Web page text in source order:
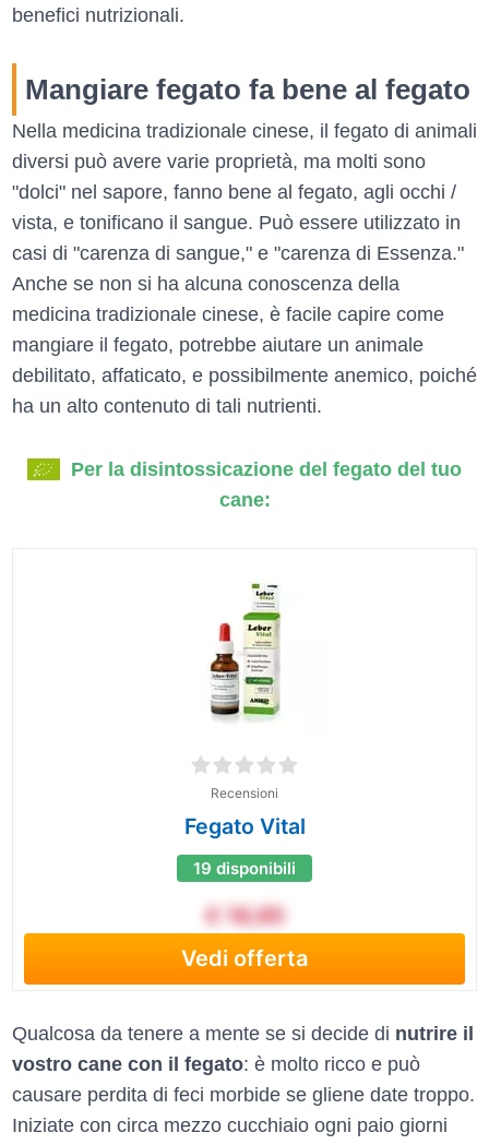
benefici nutrizionali.
Mangiare fegato fa bene al fegato
Nella medicina tradizionale cinese, il fegato di animali
diversi può avere varie proprietà, ma molti sono
"dolci" nel sapore, fanno bene al fegato, agli occhi /
vista, e tonificano il sangue. Può essere utilizzato in
casi di "carenza di sangue," e "carenza di Essenza."
Anche se non si ha alcuna conoscenza della
medicina tradizionale cinese, è facile capire come
mangiare il fegato, potrebbe aiutare un animale
debilitato, affaticato, e possibilmente anemico, poiché
ha un alto contenuto di tali nutrienti.
Per la disintossicazione del fegato del tuo
cane:
Recensioni
Fegato Vital
19 disponibili
€ 16,95
Vedi offerta
Qualcosa da tenere a mente se si decide di nutrire il
vostro cane con il fegato: è molto ricco e può
causare perdita di feci morbide se gliene date troppo.
Iniziate con circa mezzo cucchiaio ogni paio giorni